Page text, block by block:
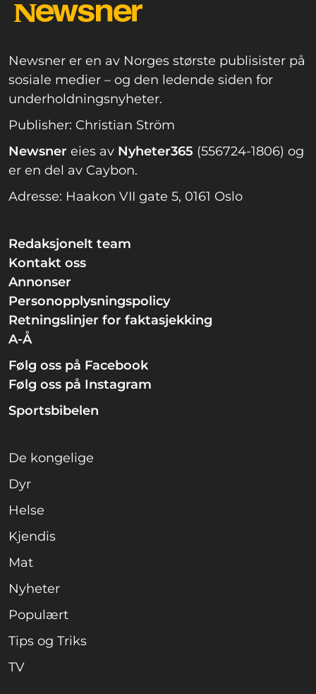
Newsner er en av Norges største publisister på
sosiale medier – og den ledende siden for
underholdningsnyheter.
Publisher: Christian Ström
Newsner eies av Nyheter365 (556724-1806) og
er en del av Caybon.
Adresse: Haakon VII gate 5, 0161 Oslo
Redaksjonelt team
Kontakt oss
Annonser
Personopplysningspolicy
Retningslinjer for faktasjekking
A-Å
Følg oss på Facebook
Følg oss på Instagram
Sportsbibelen
De kongelige
Dyr
Helse
Kjendis
Mat
Nyheter
Populært
Tips og Triks
TV